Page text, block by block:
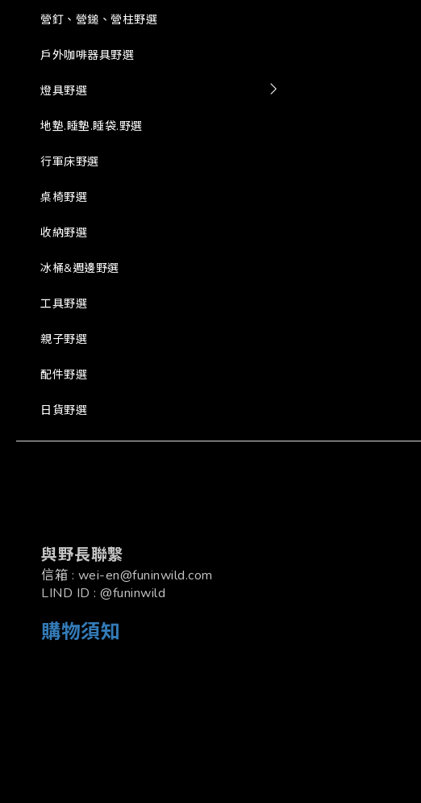
營釘、營鎚、營柱野選
戶外咖啡器具野選
燈具野選
地墊.睡墊.睡袋.野選
行軍床野選
桌椅野選
收納野選
冰桶&週邊野選
工具野選
親子野選
配件野選
日貨野選
與野長聯繫
信箱 : wei-en@funinwild.com
LIND ID : @funinwild
購物須知